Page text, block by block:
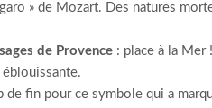
» de Mozart. Des natures
de Provence : place à la Mer
de fin pour ce symbole qui a